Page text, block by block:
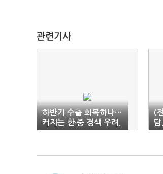
관련기사
하반기 수출 회복하나…
커지는 한·중 경색 우려,
리오프닝 효과 부정적
(
물